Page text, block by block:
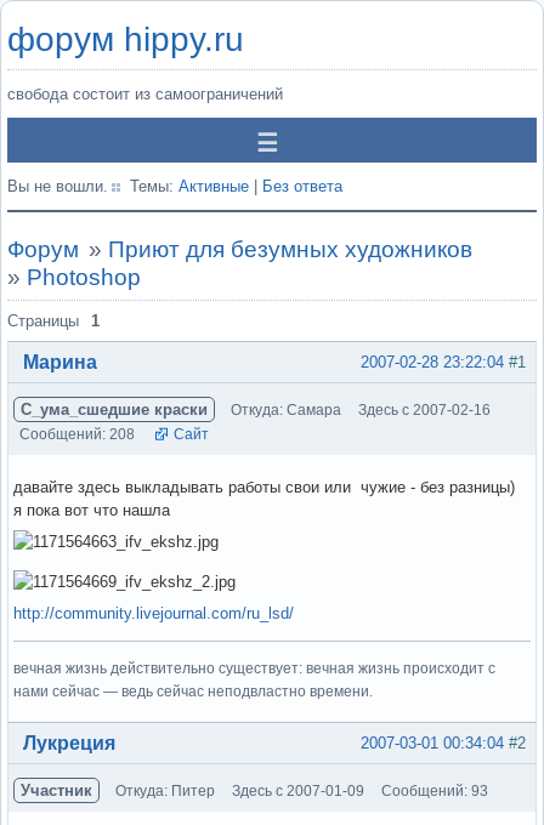
форум hippy.ru
свобода состоит из самоограничений
Вы не вошли. Темы: Активные Без ответа
Форум » Приют для безумных художников
» Photoshop
Страницы 1
#1
2007-02-28 23:22:04
Марина
С_ума_сшедшие краски Откуда: Самара
Здесь с 2007-02-16
Сообщений: 208
Сайт
давайте здесь выкладывать работы свои или чужие - без разницы)
я пока вот что нашла
http://community.livejournal.com/ru_lsd/
вечная жизнь действительно существует: вечная жизнь происходит с
нами сейчас — ведь сейчас неподвластно времени.
Вне форума #2
2007-03-01 00:34:04
Лукреция
Участник Откуда: Питер Здесь с 2007-01-09 Сообщений: 93